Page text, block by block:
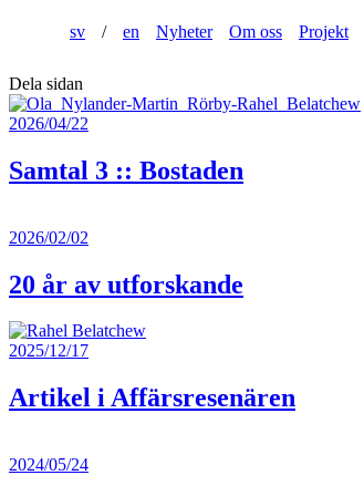
sv / en Nyheter Om oss Projekt
Dela sidan
2026/04/22
Samtal 3 :: Bostaden
2026/02/02
20 år av utforskande
2025/12/17
Artikel i Affärsresenären
2024/05/24